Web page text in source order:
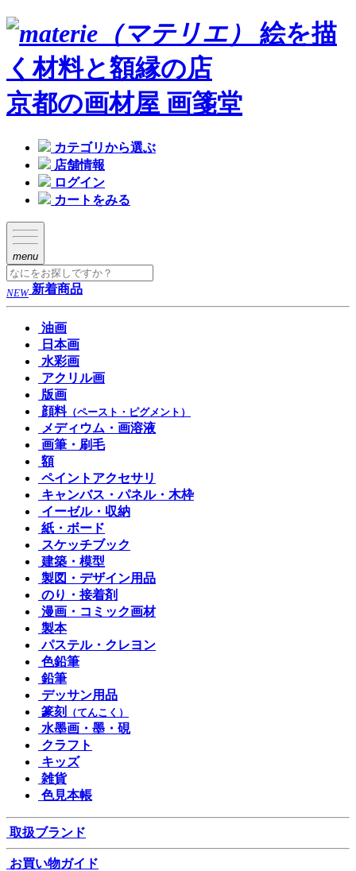
絵を描
く材料と額縁の店
京都の画材屋 画箋堂
カテゴリから選ぶ
店舗情報
ログイン
カートをみる
menu
NEW 新着商品
油画
日本画
水彩画
アクリル画
版画
顔料（ペースト・ピグメント）
メディウム・画溶液
画筆・刷毛
額
ペイントアクセサリ
キャンバス・パネル・木枠
イーゼル・収納
紙・ボード
スケッチブック
建築・模型
製図・デザイン用品
のり・接着剤
漫画・コミック画材
製本
パステル・クレヨン
色鉛筆
鉛筆
デッサン用品
篆刻
（てんこく）
水墨画・墨・硯
クラフト
キッズ
雑貨
色見本帳
取扱ブランド
お買い物ガイド